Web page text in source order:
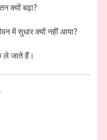
क्यों बढ़ा?
में सुधार क्यों नहीं आया?
जाते हैं।